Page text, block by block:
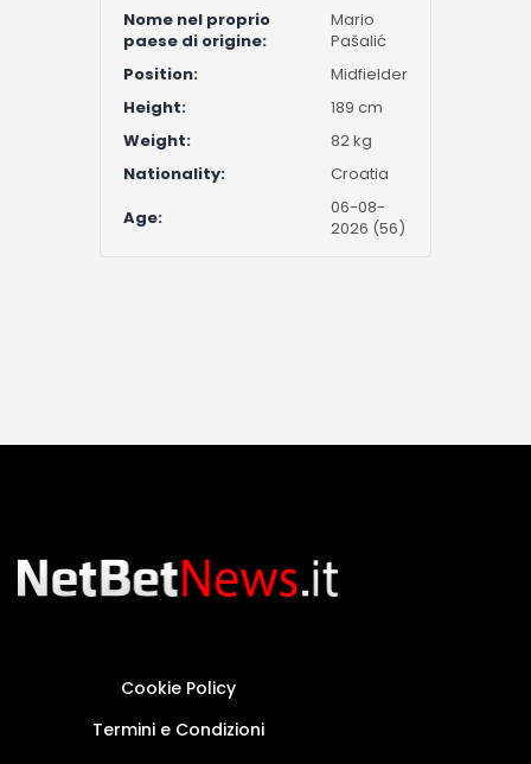
Nome nel proprio
paese di origine:
Mario
Pašalić
Position:
Midfielder
Height:
189 cm
Weight:
82 kg
Nationality:
Croatia
Age:
06-08-
2026 (56)
Cookie Policy
Termini e Condizioni